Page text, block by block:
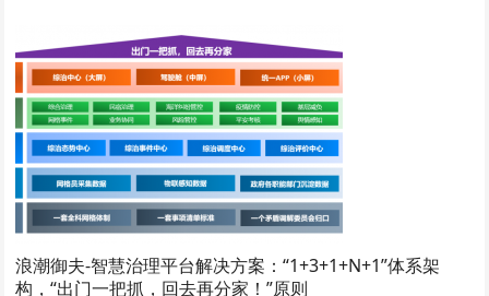
浪潮御夫-智慧治理平台解决方案：“1+3+1+N+1”体系架
构，“出门一把抓，回去再分家！”原则